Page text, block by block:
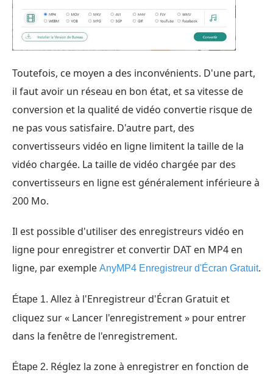
Toutefois, ce moyen a des inconvénients. D'une part,
il faut avoir un réseau en bon état, et sa vitesse de
conversion et la qualité de vidéo convertie risque de
ne pas vous satisfaire. D'autre part, des
convertisseurs vidéo en ligne limitent la taille de la
vidéo chargée. La taille de vidéo chargée par des
convertisseurs en ligne est généralement inférieure à
200 Mo.
Il est possible d'utiliser des enregistreurs vidéo en
ligne pour enregistrer et convertir DAT en MP4 en
ligne, par exemple AnyMP4 Enregistreur d'Écran Gratuit.
Étape 1. Allez à l'Enregistreur d'Écran Gratuit et
cliquez sur « Lancer l'enregistrement » pour entrer
dans la fenêtre de l'enregistrement.
Étape 2. Réglez la zone à enregistrer en fonction de